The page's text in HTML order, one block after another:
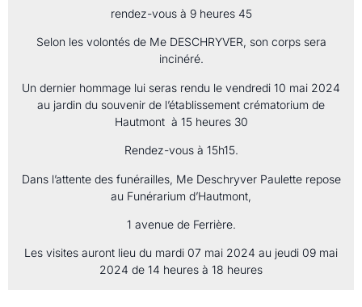
rendez-vous à 9 heures 45
Selon les volontés de Me DESCHRYVER, son corps sera
incinéré.
Un dernier hommage lui seras rendu le vendredi 10 mai 2024
au jardin du souvenir de l’établissement crématorium de
Hautmont à 15 heures 30
Rendez-vous à 15h15.
Dans l’attente des funérailles, Me Deschryver Paulette repose
au Funérarium d’Hautmont,
1 avenue de Ferrière.
Les visites auront lieu du mardi 07 mai 2024 au jeudi 09 mai
2024 de 14 heures à 18 heures